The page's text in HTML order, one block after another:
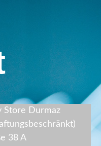
Store Durmaz
38 A